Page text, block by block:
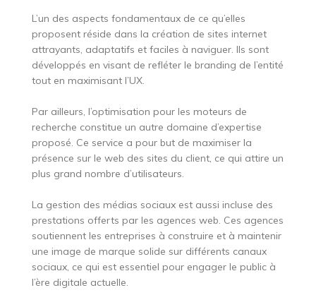
L’un des aspects fondamentaux de ce qu’elles
proposent réside dans la création de sites internet
attrayants, adaptatifs et faciles à naviguer. Ils sont
développés en visant de refléter le branding de l’entité
tout en maximisant l’UX.
Par ailleurs, l’optimisation pour les moteurs de
recherche constitue un autre domaine d’expertise
proposé. Ce service a pour but de maximiser la
présence sur le web des sites du client, ce qui attire un
plus grand nombre d’utilisateurs.
La gestion des médias sociaux est aussi incluse des
prestations offerts par les agences web. Ces agences
soutiennent les entreprises à construire et à maintenir
une image de marque solide sur différents canaux
sociaux, ce qui est essentiel pour engager le public à
l’ère digitale actuelle.